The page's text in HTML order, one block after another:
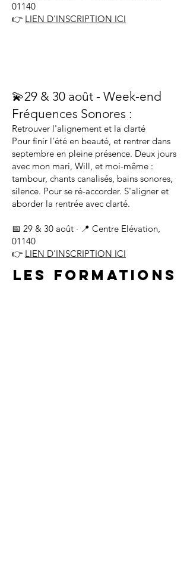
01140
👉 LIEN D'INSCRIPTION ICI
💫29 & 30 août - Week-end
Fréquences Sonores :
Retrouver l'alignement et la clarté
Pour finir l'été en beauté, et rentrer dans
septembre en pleine présence. Deux jours
avec mon mari, Will, et moi-même :
tambour, chants canalisés, bains sonores,
silence. Pour se ré-accorder. S'aligner et
aborder la rentrée avec clarté.
📅 29 & 30 août · 📍 Centre Elévation,
01140
👉 LIEN D'INSCRIPTION ICI
LEs Formations